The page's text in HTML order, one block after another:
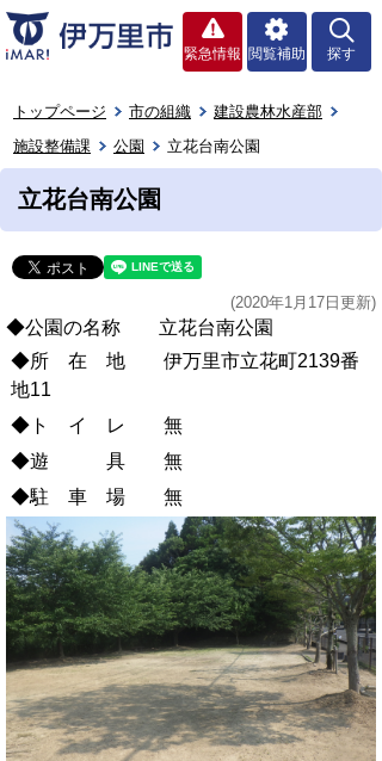
緊急情報 閲覧補助 探す
トップページ 市の組織
建設農林水産部
施設整備課
公園 立花台南公園
立花台南公園
(2020年1月17日更新)
◆公園の名称 立花台南公園
◆所 在 地 伊万里市立花町2139番
地11
◆ト イ レ 無
◆遊 具 無
◆駐 車 場 無